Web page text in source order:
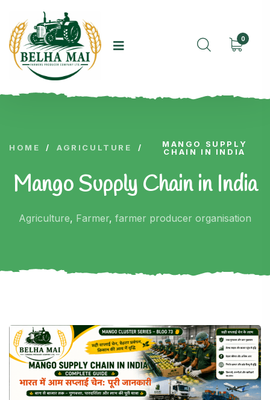
0
HOME / AGRICULTURE /
MANGO SUPPLY
CHAIN IN INDIA
Mango Supply Chain in India
Agriculture, Farmer, farmer producer organisation